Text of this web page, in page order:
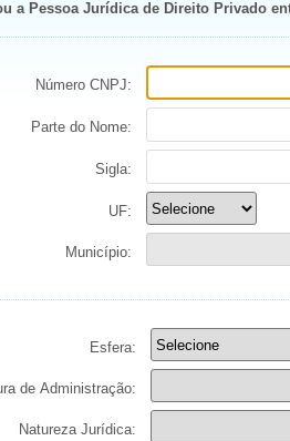
a Pessoa Jurídica de Direito Privado
Número CNPJ:
Parte do Nome:
Sigla:
UF:
Município:
Esfera:
de Administração:
Natureza Jurídica: